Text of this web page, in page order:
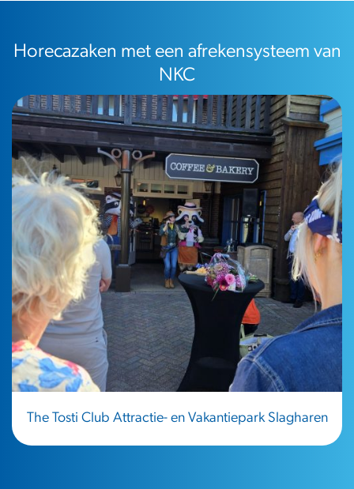
Horecazaken met een afrekensysteem van
NKC
The Tosti Club Attractie- en Vakantiepark Slagharen